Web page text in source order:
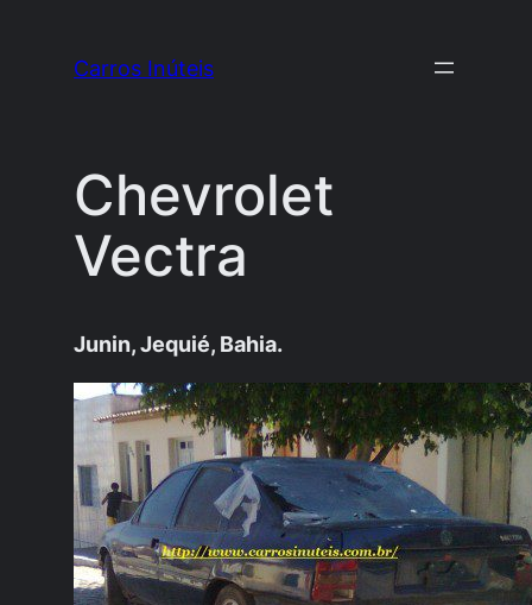
Carros Inúteis
Chevrolet
Vectra
Junin, Jequié, Bahia.